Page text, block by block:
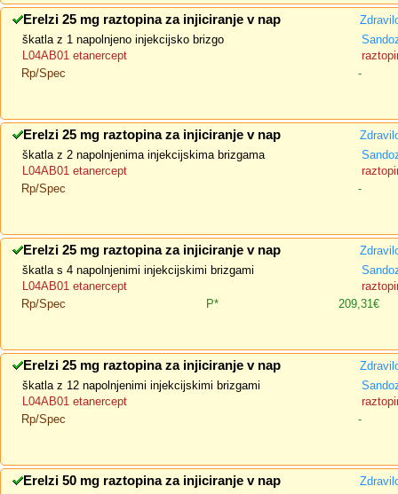
Erelzi 25 mg raztopina za injiciranje v nap
škatla z 1 napolnjeno injekcijsko brizgo
L04AB01 etanercept
Rp/Spec
-
Erelzi 25 mg raztopina za injiciranje v nap
škatla z 2 napolnjenima injekcijskima brizgama
L04AB01 etanercept
Rp/Spec
-
Erelzi 25 mg raztopina za injiciranje v nap
škatla s 4 napolnjenimi injekcijskimi brizgami
L04AB01 etanercept
Rp/Spec
P* 209,31€
Erelzi 25 mg raztopina za injiciranje v nap
škatla z 12 napolnjenimi injekcijskimi brizgami
L04AB01 etanercept
Rp/Spec
-
Erelzi 50 mg raztopina za injiciranje v nap